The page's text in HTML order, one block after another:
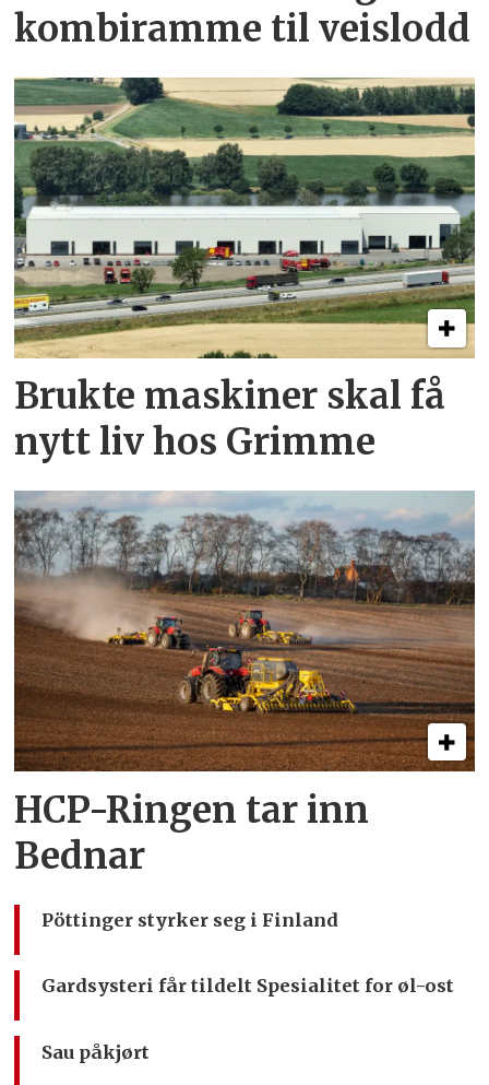
kombi­ramme til veislodd
Brukte maskiner skal få
nytt liv hos Grimme
HCP-Ringen tar inn
Bednar
Pöttinger styrker seg i Finland
Gardsysteri får tildelt Spesialitet for øl-ost
Sau påkjørt